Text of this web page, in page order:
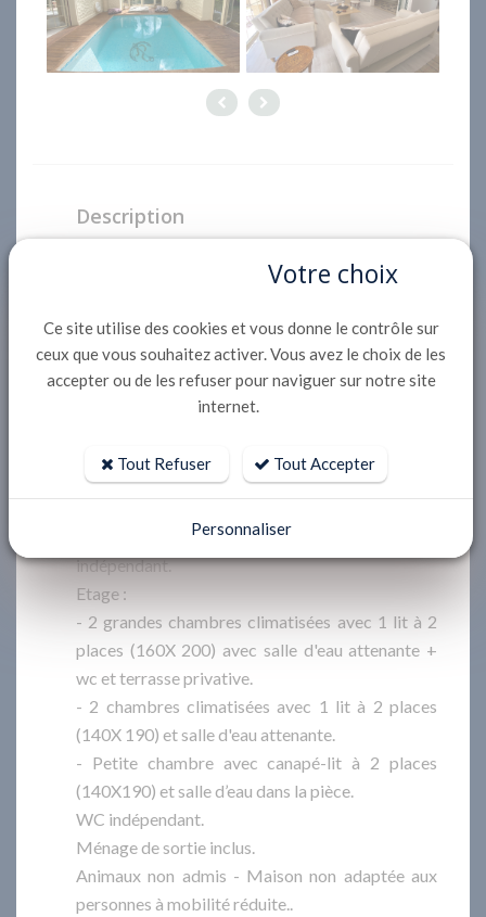
Description
quartier de la ville d'automne, à 500m du centre
plage, AGREABLE VILLA de 280m² sur 2 niveaux
:
RDC: Séjour double climatisé avec canapés et
hotte, four, micro-ondes, réfrigérateur-
linge sèche-linge / salle de billard / wc
indépendant.
Etage :
- 2 grandes chambres climatisées avec 1 lit à 2
places (160X 200) avec salle d'eau attenante +
wc et terrasse privative.
- 2 chambres climatisées avec 1 lit à 2 places
(140X 190) et salle d'eau attenante.
- Petite chambre avec canapé-lit à 2 places
(140X190) et salle d’eau dans la pièce.
WC indépendant.
Ménage de sortie inclus.
Animaux non admis - Maison non adaptée aux
personnes à mobilité réduite..
Votre choix
Ce site utilise des cookies et vous donne le contrôle sur
ceux que vous souhaitez activer. Vous avez le choix de les
accepter ou de les refuser pour naviguer sur notre site
internet.
Tout Refuser Tout Accepter
Personnaliser